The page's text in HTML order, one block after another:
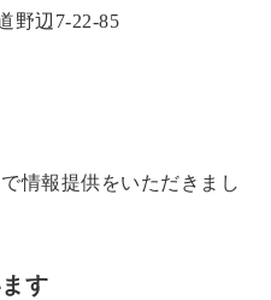
野辺7-22-85
情報提供をいただきまし
す